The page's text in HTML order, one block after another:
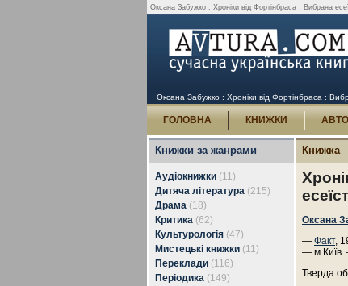
Оксана Забужко : Хроніки від Фортінбраса : Вибрана
Оксана Забужко : Хроніки від Фортінбраса :
ГОЛОВНА КНИЖКИ
Книжки за жанрами
Аудіокнижки (11)
Дитяча література (215)
Драма (18)
Критика (62)
Культурологія (47)
Мистецькі книжки (11)
Переклади (116)
Періодика (149)
Книжка
Оксана
— Факт,
— м.Київ.
Тверда